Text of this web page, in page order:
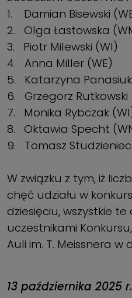
1. Damian Bisewski
2. Olga Łastowska
3. Piotr Milewski (WI)
4. Anna Miller (WE)
5. Katarzyna
6. Grzegorz Rutkowski
7. Monika Rybczak
8. Oktawia Specht
9. Tomasz
W związku z tym, iż
chęć udziału w
dziesięciu, wszystkie
uczestnikami
Auli im. T. Meissnera
13 października 2025